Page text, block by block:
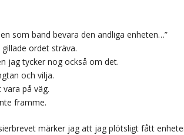
som band bevara den andliga enheten…”
ordet sträva.
jag tycker nog också om det.
och vilja.
på väg.
framme.
märker jag att jag plötsligt fått